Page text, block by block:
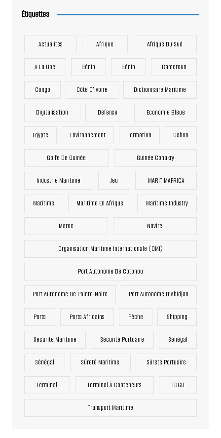
Étiquettes
Actualités Afrique Afrique Du Sud
A La Une Bénin Bénin Cameroun
Congo Côte D'Ivoire Dictionnaire Maritime
Digitalisation Défense Economie Bleue
Egypte Environnement Formation Gabon
Golfe De Guinée Guinée Conakry
Industrie Maritime Jeu MARITIMAFRICA
Maritime Maritime En Afrique Maritime Industry
Maroc Navire
Organisation Maritime Internationale (OMI)
Port Autonome De Cotonou
Port Autonome De Pointe-Noire Port Autonome D’Abidjan
Ports Ports Africains Pêche Shipping
Sécurité Maritime Sécurité Portuaire Sénégal
Sénégal Sûreté Maritime Sûreté Portuaire
Terminal Terminal À Conteneurs TOGO
Transport Maritime